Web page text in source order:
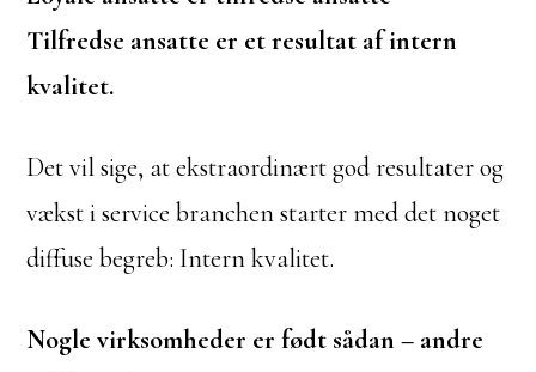
Tilfredse ansatte er et resultat af intern
kvalitet.
Det vil sige, at ekstraordinært god resultater og
vækst i service branchen starter med det noget
diffuse begreb: Intern kvalitet.
Nogle virksomheder er født sådan – andre